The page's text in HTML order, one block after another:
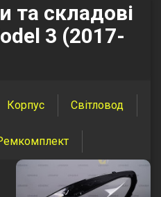
та складові
3 (2017-
Корпус Світловод